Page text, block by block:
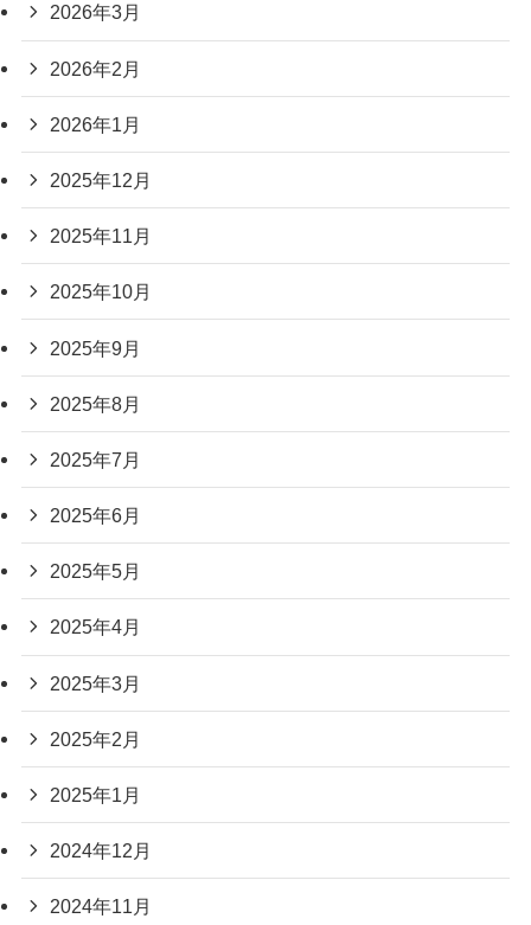
2026年3月
2026年2月
2026年1月
2025年12月
2025年11月
2025年10月
2025年9月
2025年8月
2025年7月
2025年6月
2025年5月
2025年4月
2025年3月
2025年2月
2025年1月
2024年12月
2024年11月